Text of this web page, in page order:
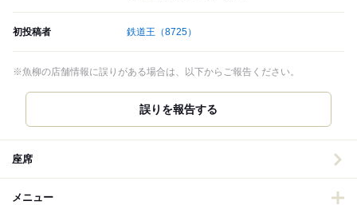
初投稿者 鉄道王 （8725）
※魚柳の店舗情報に誤りがある場合は、以下からご報告ください。
誤りを報告する
座席
メニュー